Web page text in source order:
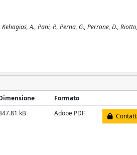
A., Pani, P., Perna, G., Perrone, D., Riotto,
Formato
kB Adobe PDF